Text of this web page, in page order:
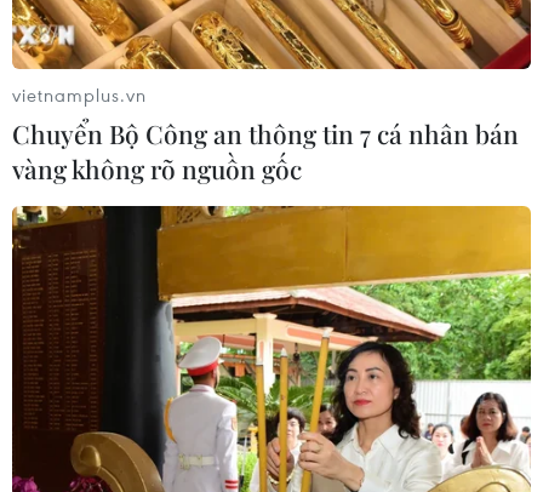
vietnamplus.vn
Chuyển Bộ Công an thông tin 7 cá nhân bán
vàng không rõ nguồn gốc